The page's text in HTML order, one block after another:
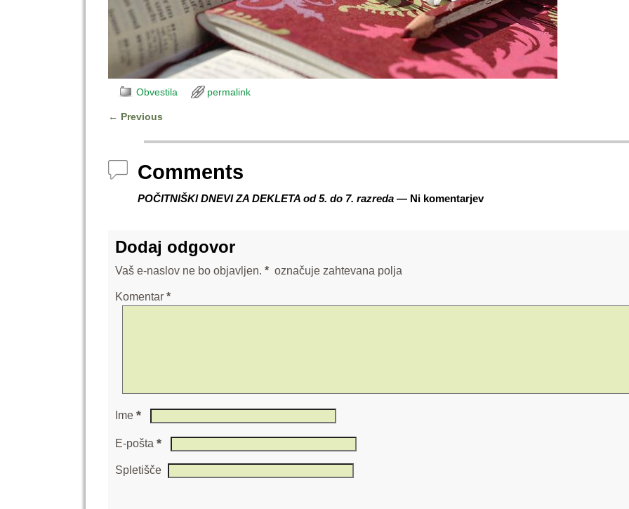
Obvestila permalink
← Previous
Comments
POČITNIŠKI DNEVI ZA DEKLETA od 5. do 7. razreda— Ni komentarjev
Dodaj odgovor
Vaš e-naslov ne bo objavljen. * označuje zahtevana polja
Komentar *
Ime *
E-pošta *
Spletišče